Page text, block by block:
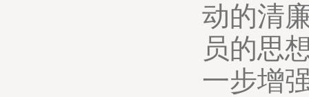
动的清
员的思
一步增